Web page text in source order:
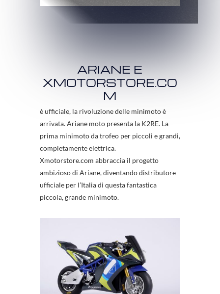
ARIANE E
XMOTORSTORE.CO
M
è ufficiale, la rivoluzione delle minimoto è
arrivata. Ariane moto presenta la K2RE. La
prima minimoto da trofeo per piccoli e grandi,
completamente elettrica.
Xmotorstore.com abbraccia il progetto
ambizioso di Ariane, diventando distributore
ufficiale per l’Italia di questa fantastica
piccola, grande minimoto.